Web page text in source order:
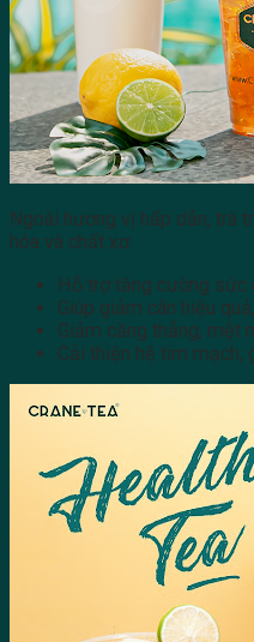
Ngoài hương vị hấp dẫn, trà
hóa và chất xơ.
Hỗ trợ tăng cường sức
Giúp giảm cân hiệu
Giảm căng thẳng, mệt
Cải thiện hệ tim mạch,